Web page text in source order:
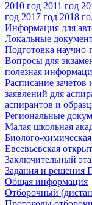
2010 год 2011 год
год 2017 год 2018
Информация для
Локальные
Подготовка научно-
Вопросы для
полезная
Расписание зачетов
заявлений для
аспирантов и
Региональные
Малая школьная
Биолого-
Евсевьевская
Заключительный
Задания и решения
Общая информация
Отборочный